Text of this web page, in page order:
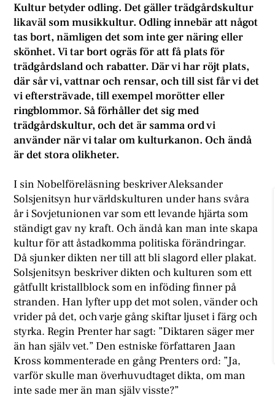
Kultur betyder odling. Det gäller trädgårdskultur
likaväl som musikkultur. Odling innebär att något
tas bort, nämligen det som inte ger näring eller
skönhet. Vi tar bort ogräs för att få plats för
trädgårdsland och rabatter. Där vi har röjt plats,
där sår vi, vattnar och rensar, och till sist får vi det
vi eftersträvade, till exempel morötter eller
ringblommor. Så förhåller det sig med
trädgårdskultur, och det är samma ord vi
använder när vi talar om kulturkanon. Och ändå
är det stora olikheter.
I sin Nobelföreläsning beskriver Aleksander
Solsjenitsyn hur världskulturen under hans svåra
år i Sovjetunionen var som ett levande hjärta som
ständigt gav ny kraft. Och ändå kan man inte skapa
kultur för att åstadkomma politiska förändringar.
Då sjunker dikten ner till att bli slagord eller plakat.
Solsjenitsyn beskriver dikten och kulturen som ett
gåtfullt kristallblock som en inföding finner på
stranden. Han lyfter upp det mot solen, vänder och
vrider på det, och varje gång skiftar ljuset i färg och
styrka. Regin Prenter har sagt: ”Diktaren säger mer
än han själv vet.” Den estniske författaren Jaan
Kross kommenterade en gång Prenters ord: ”Ja,
varför skulle man överhuvudtaget dikta, om man
inte sade mer än man själv visste?”